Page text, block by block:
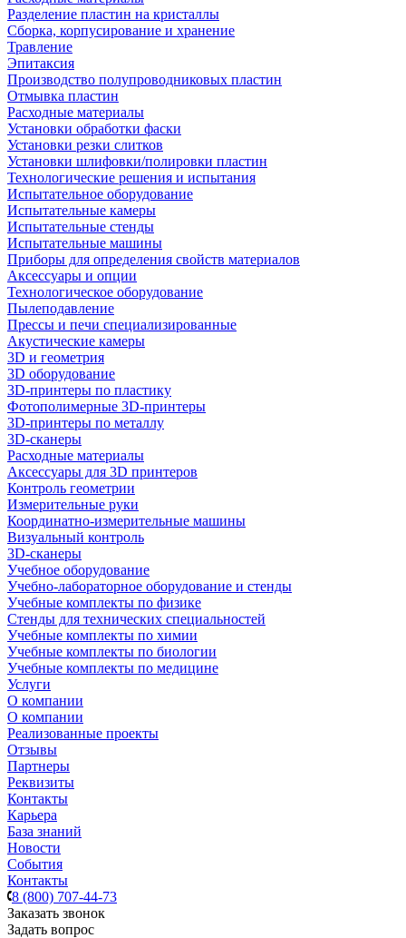
Разделение пластин на кристаллы
Сборка, корпусирование и хранение
Травление
Эпитаксия
Производство полупроводниковых пластин
Отмывка пластин
Расходные материалы
Установки обработки фаски
Установки резки слитков
Установки шлифовки/полировки пластин
Технологические решения и испытания
Испытательное оборудование
Испытательные камеры
Испытательные стенды
Испытательные машины
Приборы для определения свойств материалов
Аксессуары и опции
Технологическое оборудование
Пылеподавление
Прессы и печи специализированные
Акустические камеры
3D и геометрия
3D оборудование
3D-принтеры по пластику
Фотополимерные 3D-принтеры
3D-принтеры по металлу
3D-сканеры
Расходные материалы
Аксессуары для 3D принтеров
Контроль геометрии
Измерительные руки
Координатно-измерительные машины
Визуальный контроль
3D-сканеры
Учебное оборудование
Учебно-лабораторное оборудование и стенды
Учебные комплекты по физике
Стенды для технических специальностей
Учебные комплекты по химии
Учебные комплекты по биологии
Учебные комплекты по медицине
Услуги
О компании
О компании
Реализованные проекты
Отзывы
Партнеры
Реквизиты
Контакты
Карьера
База знаний
Новости
События
Контакты
8 (800) 707-44-73
Заказать звонок
Задать вопрос